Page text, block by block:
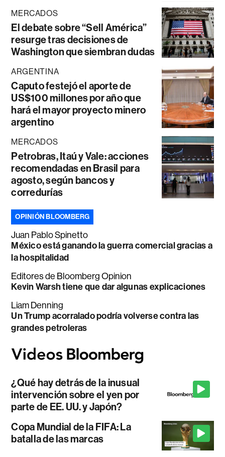
MERCADOS
El debate sobre “Sell América”
resurge tras decisiones de
Washington que siembran dudas
ARGENTINA
Caputo festejó el aporte de
US$100 millones por año que
hará el mayor proyecto minero
argentino
MERCADOS
Petrobras, Itaú y Vale: acciones
recomendadas en Brasil para
agosto, según bancos y
corredurías
OPINIÓN BLOOMBERG
Juan Pablo Spinetto
México está ganando la guerra comercial gracias a
la hospitalidad
Editores de Bloomberg Opinion
Kevin Warsh tiene que dar algunas explicaciones
Liam Denning
Un Trump acorralado podría volverse contra las
grandes petroleras
¿Qué hay detrás de la inusual
intervención sobre el yen por
parte de EE. UU. y Japón?
Copa Mundial de la FIFA: La
batalla de las marcas